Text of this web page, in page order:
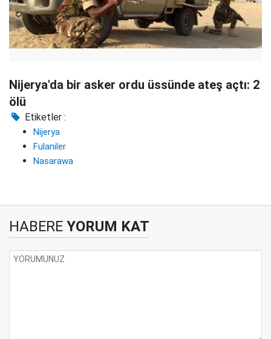
Nijerya'da bir asker ordu üssünde ateş açtı: 2
ölü
Etiketler :
Nijerya
Fulaniler
Nasarawa
HABERE YORUM KAT